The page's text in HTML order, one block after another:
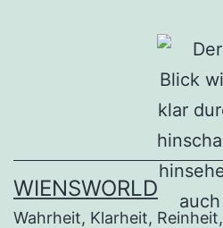
WIENSWORLD
Wahrheit, Klarheit, Reinheit,